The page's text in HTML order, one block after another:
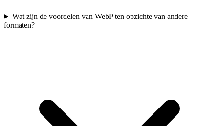
Wat zijn de voordelen van WebP ten opzichte van andere
formaten?